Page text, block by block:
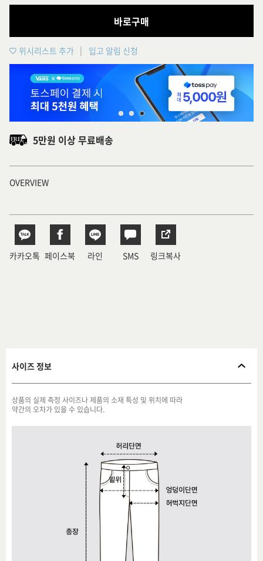
바로구매
위시리스트 추가 입고 알림 신청
5만원 이상 무료배송
OVERVIEW
카카오톡 페이스북 라인 SMS 링크복사
사이즈 정보
상품의 실제 측정 사이즈나 제품의 소재 특성 및 위치에 따라
약간의 오차가 있을 수 있습니다.